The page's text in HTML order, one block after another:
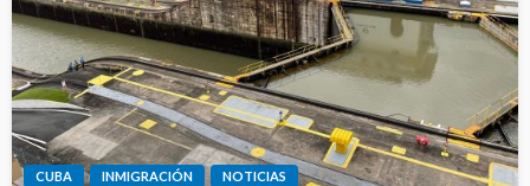
CUBA INMIGRACIÓN NOTICIAS